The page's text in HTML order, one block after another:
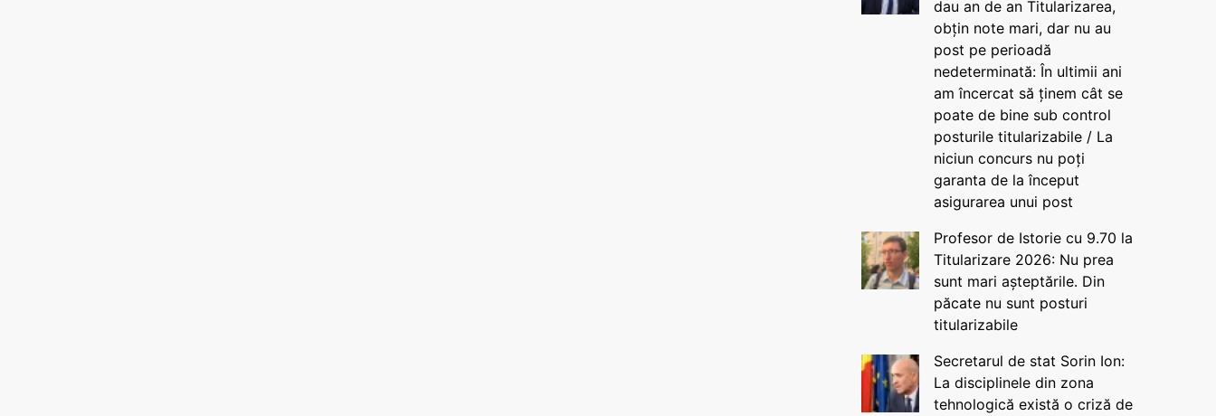
dau an de an Titularizarea,
obțin note mari, dar nu au
post pe perioadă
nedeterminată: În ultimii ani
am încercat să ținem cât se
poate de bine sub control
posturile titularizabile / La
niciun concurs nu poți
garanta de la început
asigurarea unui post
Profesor de Istorie cu 9.70 la
Titularizare 2026: Nu prea
sunt mari așteptările. Din
păcate nu sunt posturi
titularizabile
Secretarul de stat Sorin Ion:
La disciplinele din zona
tehnologică există o criză de